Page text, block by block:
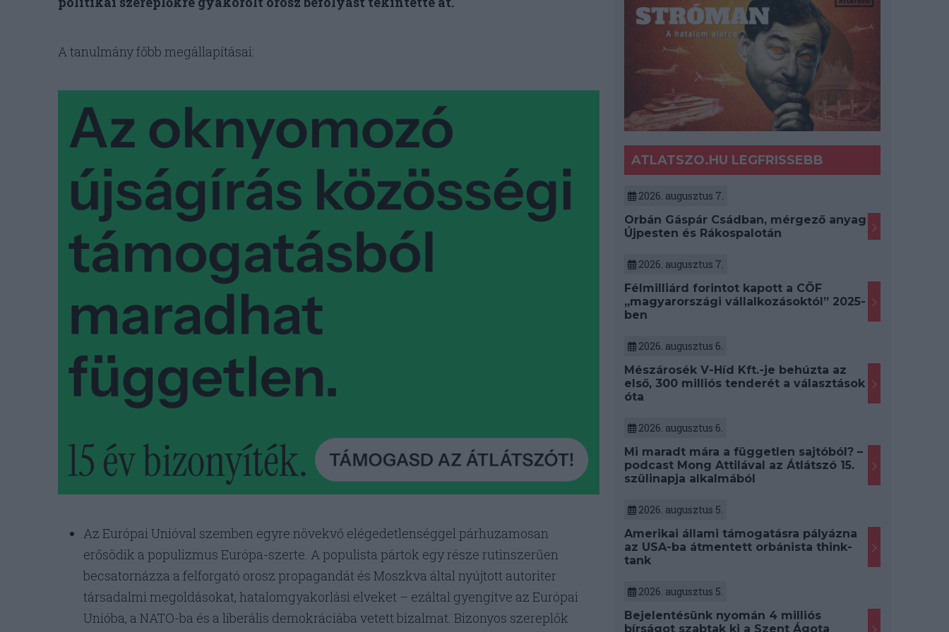
A tanulmány főbb megállapításai:
Az Európai Unióval szemben egyre növekvő elégedetlenséggel párhuzamosan
erősödik a populizmus Európa-szerte. A populista pártok egy része rutinszerűen
becsatornázza a felforgató orosz propagandát és Moszkva által nyújtott autoriter
társadalmi megoldásokat, hatalomgyakorlási elveket – ezáltal gyengítve az Európai
Unióba, a NATO-ba és a liberális demokráciába vetett bizalmat. Bizonyos szereplők
ATLATSZO.HU LEGFRISSEBB
2026. augusztus 7.
Orbán Gáspár Csádban, mérgező anyag
Újpesten és Rákospalotán
2026. augusztus 7.
Félmilliárd forintot kapott a CÖF
„magyarországi vállalkozásoktól” 2025-
ben
2026. augusztus 6.
Mészárosék V-Híd Kft.-je behúzta az
első, 300 milliós tenderét a választások
óta
2026. augusztus 6.
Mi maradt mára a független sajtóból? –
podcast Mong Attilával az Átlátszó 15.
szülinapja alkalmából
2026. augusztus 5.
Amerikai állami támogatásra pályázna
az USA-ba átmentett orbánista think-
tank
2026. augusztus 5.
Bejelentésünk nyomán 4 milliós
bírságot szabtak ki a Szent Ágota